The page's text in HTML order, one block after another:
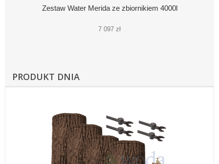
Zestaw Water Merida ze zbiornikiem 4000l
7 097 zł
PRODUKT DNIA